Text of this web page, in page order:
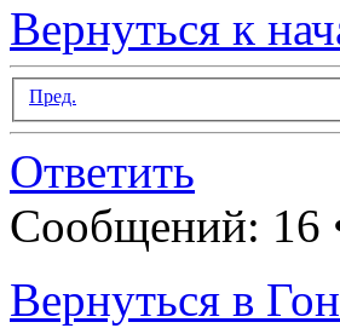
Вернуться к
Пред.
Ответить
Сообщений: 16
Вернуться в